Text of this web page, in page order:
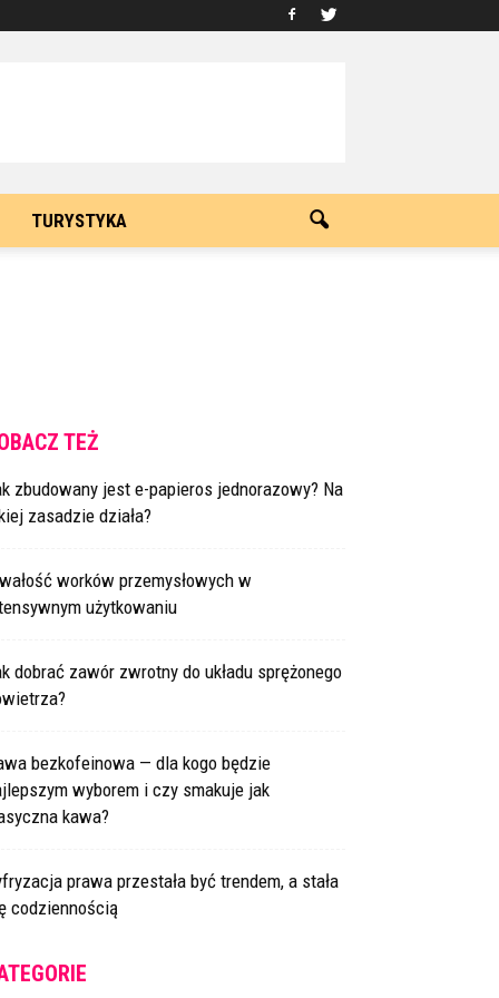
TURYSTYKA
TEŻ
zbudowany jest e-papieros jednorazowy? Na
zasadzie działa?
worków przemysłowych w
użytkowaniu
dobrać zawór zwrotny do układu sprężonego
bezkofeinowa — dla kogo będzie
wyborem i czy smakuje jak
kawa?
prawa przestała być trendem, a stała
codziennością